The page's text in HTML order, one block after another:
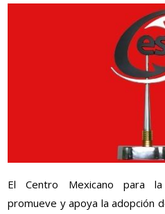
El Centro Mexicano para
promueve y apoya la adopción